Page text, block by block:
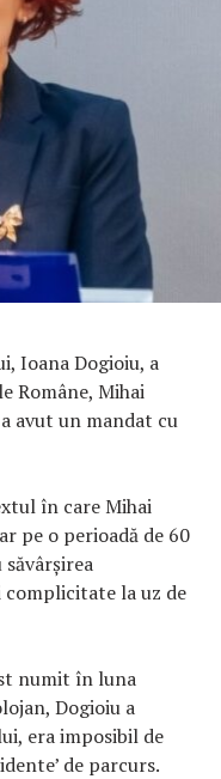
Ioana Dogioiu, a
Române, Mihai
avut un mandat cu
în care Mihai
pe o perioadă de 60
la uz de
numit în luna
Dogioiu a
era imposibil de
de parcurs.